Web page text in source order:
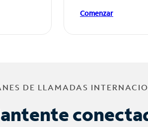
Comenzar
DE LLAMADAS